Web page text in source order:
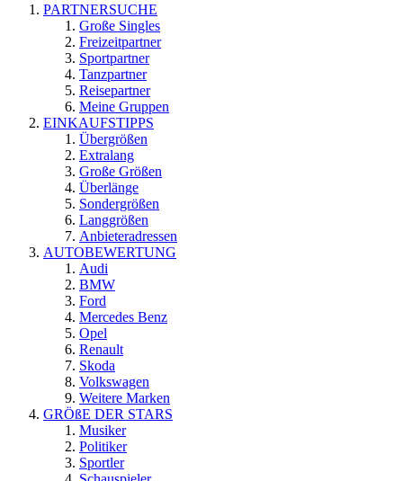
PARTNERSUCHE
Große Singles
Freizeitpartner
Sportpartner
Tanzpartner
Reisepartner
Meine Gruppen
EINKAUFSTIPPS
Übergrößen
Extralang
Große Größen
Überlänge
Sondergrößen
Langgrößen
Anbieteradressen
AUTOBEWERTUNG
Audi
BMW
Ford
Mercedes Benz
Opel
Renault
Skoda
Volkswagen
Weitere Marken
GRÖßE DER STARS
Musiker
Politiker
Sportler